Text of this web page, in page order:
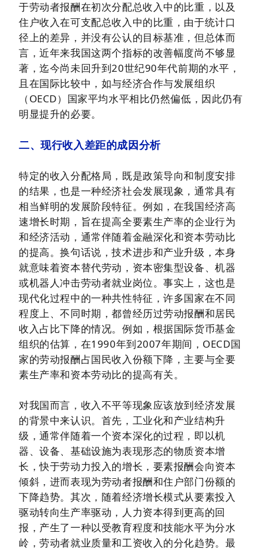
于劳动者报酬在初次分配总收入中的比重，以及
住户收入在可支配总收入中的比重，由于统计口
径上的差异，并没有公认的目标基准，但总体而
言，近年来我国这两个指标的改善幅度尚不够显
著，迄今尚未回升到20世纪90年代前期的水平，
且在国际比较中，如与经济合作与发展组织
（OECD）国家平均水平相比仍然偏低，因此仍有
明显提升的必要。
二、现行收入差距的成因分析
特定的收入分配格局，既是政策导向和制度安排
的结果，也是一种经济社会发展现象，通常具有
相当鲜明的发展阶段特征。例如，在我国经济高
速增长时期，旨在提高全要素生产率的企业行为
和经济活动，通常伴随着金融深化和资本劳动比
的提高。换句话说，技术进步和产业升级，本身
就意味着资本替代劳动，资本密集型设备、机器
或机器人冲击劳动者就业岗位。事实上，这也是
现代化过程中的一种共性特征，许多国家在不同
程度上、不同时期，都曾经历过劳动报酬和居民
收入占比下降的情况。例如，根据国际货币基金
组织的估算，在1990年到2007年期间，OECD国
家的劳动报酬占国民收入份额下降，主要与全要
素生产率和资本劳动比的提高有关。
对我国而言，收入不平等现象应该放到经济发展
的背景中来认识。首先，工业化和产业结构升
级，通常伴随着一个资本深化的过程，即以机
器、设备、基础设施为表现形态的物质资本增
长，快于劳动力投入的增长，要素报酬会向资本
倾斜，进而表现为劳动者报酬和住户部门份额的
下降趋势。其次，随着经济增长模式从要素投入
驱动转向生产率驱动，人力资本得到更高的回
报，产生了一种以受教育程度和技能水平为分水
岭，劳动者就业质量和工资收入的分化趋势。最